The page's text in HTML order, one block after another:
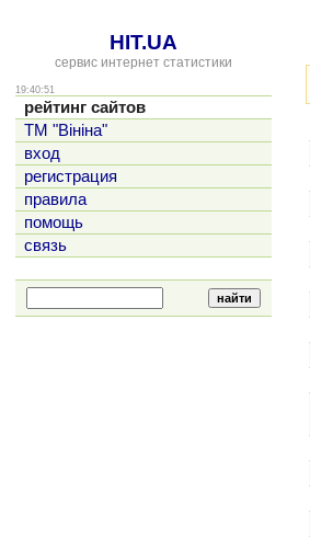
HIT.UA
сервис интернет статистики
19:40:51
рейтинг сайтов
ТМ "Вініна"
вход
регистрация
правила
помощь
связь